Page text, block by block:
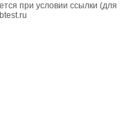
при условии ссылки (для